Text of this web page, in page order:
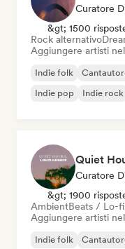
Curatore
&gt; 1500
Rock alternativo
Aggiungere artisti
Indie folk
Indie pop
Indie rock
Curatore
&gt; 1900
AmbientBeats / Lo-fi
Aggiungere artisti
Indie folk